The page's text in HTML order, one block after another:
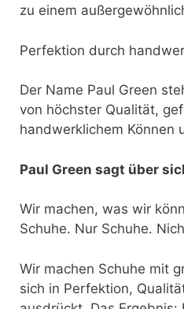
zu einem
Perfektion durch
Der Name Paul Green
von höchster Qualität,
handwerklichem Können
Paul Green sagt über
Wir machen, was wir
Schuhe. Nur Schuhe.
Wir machen Schuhe mit
sich in Perfektion,